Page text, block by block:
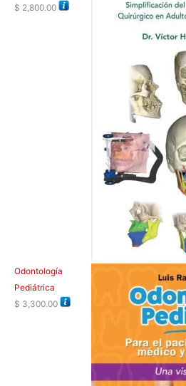
$ 2,800.00
Odontología
Pediátrica
$ 3,300.00